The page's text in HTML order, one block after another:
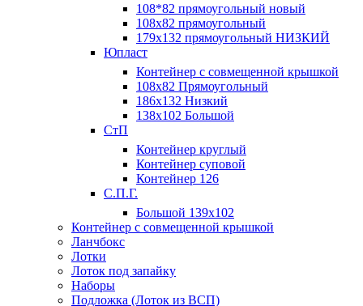
108*82 прямоугольный новый
108х82 прямоугольный
179х132 прямоугольный НИЗКИЙ
Юпласт
Контейнер с совмещенной крышкой
108х82 Прямоугольный
186х132 Низкий
138х102 Большой
СтП
Контейнер круглый
Контейнер суповой
Контейнер 126
С.П.Г.
Большой 139х102
Контейнер с совмещенной крышкой
Ланчбокс
Лотки
Лоток под запайку
Наборы
Подложка (Лоток из ВСП)